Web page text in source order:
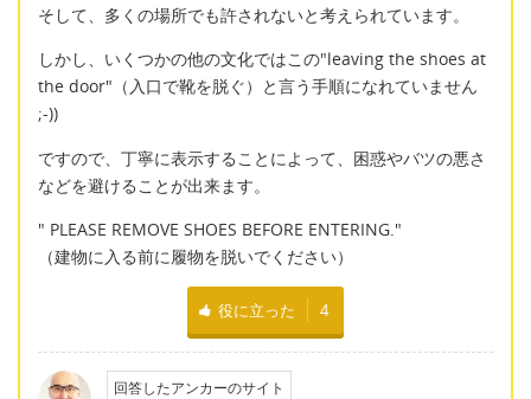
そして、多くの場所でも許されないと考えられています。
しかし、いくつかの他の文化ではこの"leaving the shoes at
the door"（入口で靴を脱ぐ）と言う手順になれていません
;-))
ですので、丁寧に表示することによって、困惑やバツの悪さ
などを避けることが出来ます。
" PLEASE REMOVE SHOES BEFORE ENTERING."
（建物に入る前に履物を脱いでください）
役に立った 4
回答したアンカーのサイト